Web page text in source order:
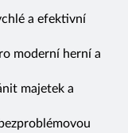
a efektivní
moderní herní a
majetek a